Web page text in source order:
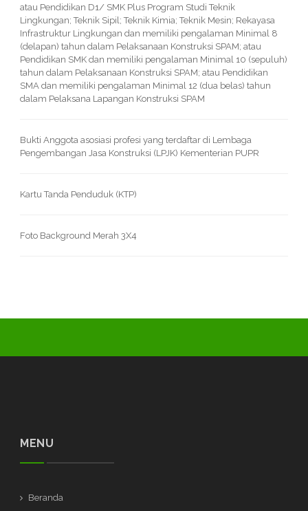
atau Pendidikan D1/ SMK Plus Program Studi Teknik
Lingkungan; Teknik Sipil; Teknik Kimia; Teknik Mesin; Rekayasa
Infrastruktur Lingkungan dan memiliki pengalaman Minimal 8
(delapan) tahun dalam Pelaksanaan Konstruksi SPAM; atau
Pendidikan SMK dan memiliki pengalaman Minimal 10 (sepuluh)
tahun dalam Pelaksanaan Konstruksi SPAM; atau Pendidikan
SMA dan memiliki pengalaman Minimal 12 (dua belas) tahun
dalam Pelaksana Lapangan Konstruksi SPAM
Bukti Anggota asosiasi profesi yang terdaftar di Lembaga
Pengembangan Jasa Konstruksi (LPJK) Kementerian PUPR
Kartu Tanda Penduduk (KTP)
Foto Background Merah 3X4
MENU
Beranda